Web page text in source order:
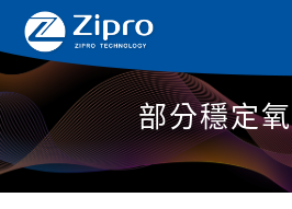
部分穩定